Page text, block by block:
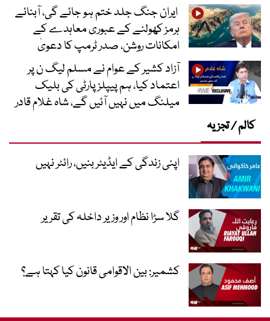
ایران جنگ جلد ختم ہو جائے گی، آبنائے
ہرمز کھولنے کے عبوری معاہدے کے
امکانات روشن، صدر ٹرمپ کا دعویٰ
آزاد کشیر کے عوام نے مسلم لیگ ن پر
اعتماد کیا، ہم پیپلز پارٹی کی بلیک
میلنگ میں نہیں آئیں گے، شاہ غلام قادر
کالم / تجزیہ
اپنی زندگی کے ایڈیٹر بنیں، رائٹر نہیں
گلا سڑا نظام اور وزیر داخلہ کی تقریر
کشمیر: بین الاقوامی قانون کیا کہتا ہے؟